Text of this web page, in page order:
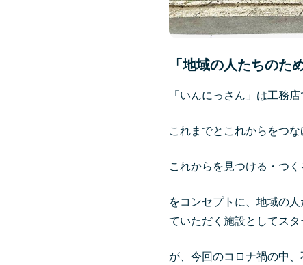
「地域の人たちのた
「いんにっさん」は工務
これまでとこれからをつな
これからを見つける・つく
をコンセプトに、地域の
ていただく施設としてスタ
が、今回のコロナ禍の中